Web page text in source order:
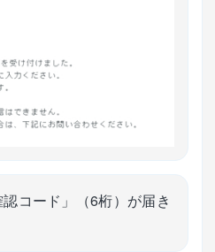
コード」（6桁）が届き